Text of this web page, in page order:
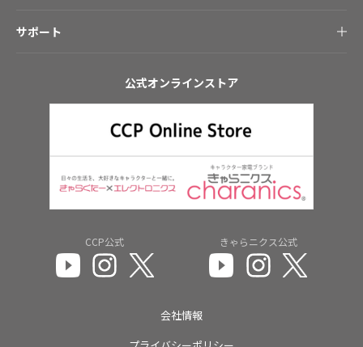
回転モップクリーナー
キッチン家電・雑貨
ランドリー・除湿器
重要なお知らせ
サポート
カタログ・取扱説明書
公式オンラインストア
CCP公式 きゃらニクス公式
会社情報